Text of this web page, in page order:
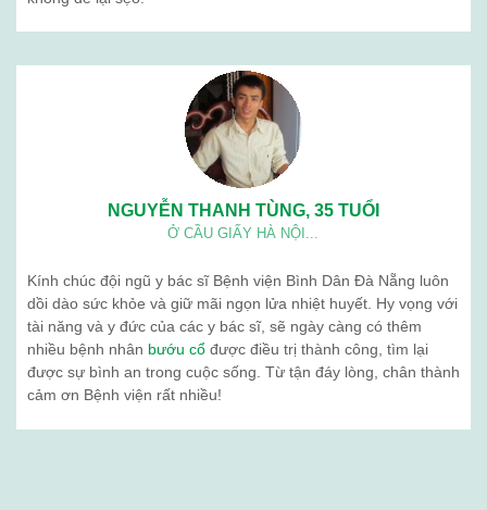
NGUYỄN THANH TÙNG, 35 TUỔI
Ở CẦU GIẤY HÀ NỘI...
Kính chúc đội ngũ y bác sĩ Bệnh viện Bình Dân Đà Nẵng luôn
dồi dào sức khỏe và giữ mãi ngọn lửa nhiệt huyết. Hy vọng với
tài năng và y đức của các y bác sĩ, sẽ ngày càng có thêm
nhiều bệnh nhân bướu cổ được điều trị thành công, tìm lại
được sự bình an trong cuộc sống. Từ tận đáy lòng, chân thành
cảm ơn Bệnh viện rất nhiều!